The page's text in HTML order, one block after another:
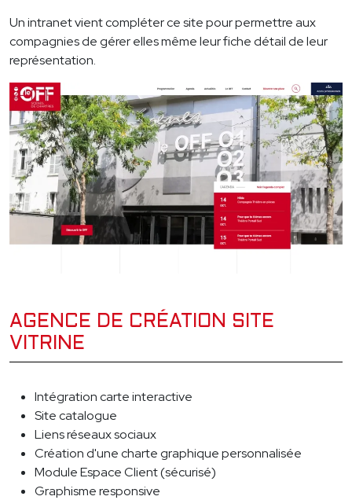
Un intranet vient compléter ce site pour permettre aux
compagnies de gérer elles même leur fiche détail de leur
représentation.
AGENCE DE CRÉATION SITE
VITRINE
Intégration carte interactive
Site catalogue
Liens réseaux sociaux
Création d'une charte graphique personnalisée
Module Espace Client (sécurisé)
Graphisme responsive